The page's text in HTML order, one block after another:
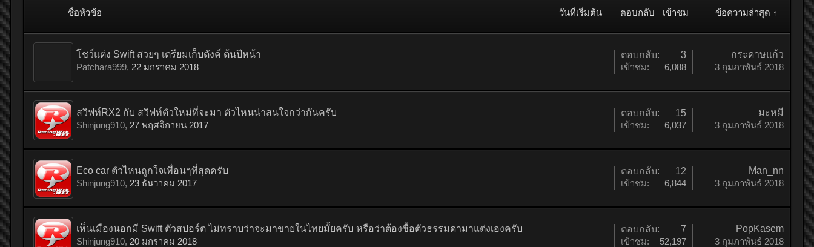
ชื่อหัวข้อ วันที่เริ่มต้น ตอบกลับ เข้าชม ข้อความล่าสุด ↑
โชว์แต่ง Swift สวยๆ เตรียมเก็บตังค์ ต้นปีหน้า
Patchara999, 22 มกราคม 2018
ตอบกลับ:
3
เข้าชม:
6,088
กระดาษแก้ว
3 กุมภาพันธ์ 2018
สวิฟท์RX2 กับ สวิฟท์ตัวใหม่ที่จะมา ตัวไหนน่าสนใจกว่ากันครับ
Shinjung910, 27 พฤศจิกายน 2017
ตอบกลับ:
15
เข้าชม:
6,037
มะหมี
3 กุมภาพันธ์ 2018
Eco car ตัวไหนถูกใจเพื่อนๆที่สุดครับ
Shinjung910, 23 ธันวาคม 2017
ตอบกลับ:
12
เข้าชม:
6,844
Man_nn
3 กุมภาพันธ์ 2018
เห็นเมืองนอกมี Swift ตัวสปอร์ต ไม่ทราบว่าจะมาขายในไทยมั้ยครับ หรือว่าต้องซื้อตัวธรรมดามาแต่งเองครับ
Shinjung910, 20 มกราคม 2018
ตอบกลับ:
7
เข้าชม:
52,197
PopKasem
3 กุมภาพันธ์ 2018